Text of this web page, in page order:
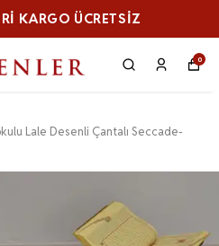
KARGO ÜCRETSİZ
0
Lale Desenli Çantalı Seccade-